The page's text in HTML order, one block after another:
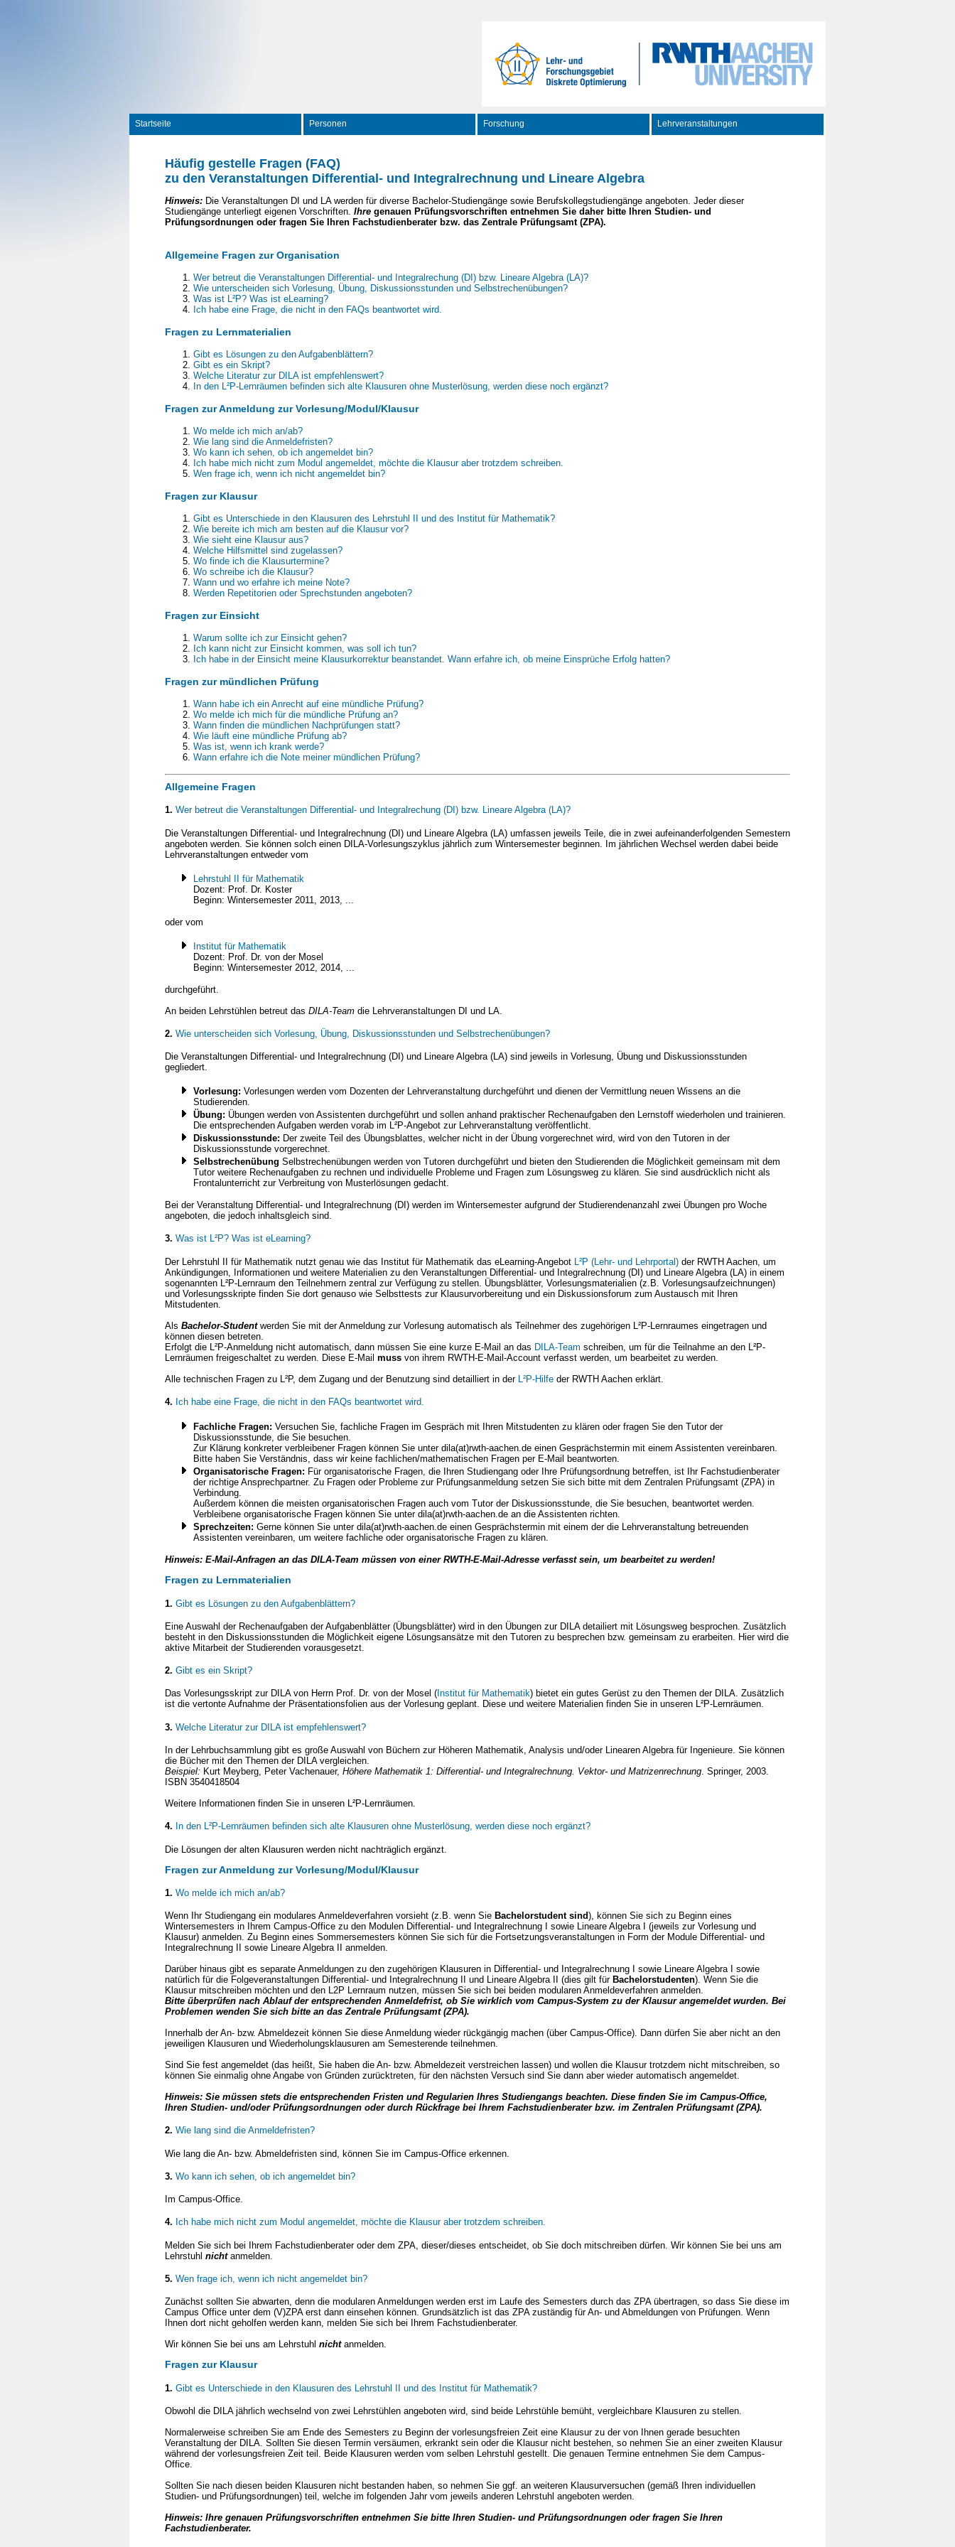
Startseite Personen Forschung Lehrveranstaltungen
Häufig gestelle Fragen (FAQ)
zu den Veranstaltungen Differential- und Integralrechnung und Lineare Algebra
Hinweis: Die Veranstaltungen DI und LA werden für diverse Bachelor-Studiengänge sowie Berufskollegstudiengänge angeboten. Jeder dieser
Studiengänge unterliegt eigenen Vorschriften. Ihre genauen Prüfungsvorschriften entnehmen Sie daher bitte Ihren Studien- und
Prüfungsordnungen oder fragen Sie Ihren Fachstudienberater bzw. das Zentrale Prüfungsamt (ZPA).
Allgemeine Fragen zur Organisation
Wer betreut die Veranstaltungen Differential- und Integralrechung (DI) bzw. Lineare Algebra (LA)?
Wie unterscheiden sich Vorlesung, Übung, Diskussionsstunden und Selbstrechenübungen?
Was ist L²P? Was ist eLearning?
Ich habe eine Frage, die nicht in den FAQs beantwortet wird.
Fragen zu Lernmaterialien
Gibt es Lösungen zu den Aufgabenblättern?
Gibt es ein Skript?
Welche Literatur zur DILA ist empfehlenswert?
In den L²P-Lernräumen befinden sich alte Klausuren ohne Musterlösung, werden diese noch ergänzt?
Fragen zur Anmeldung zur Vorlesung/Modul/Klausur
Wo melde ich mich an/ab?
Wie lang sind die Anmeldefristen?
Wo kann ich sehen, ob ich angemeldet bin?
Ich habe mich nicht zum Modul angemeldet, möchte die Klausur aber trotzdem schreiben.
Wen frage ich, wenn ich nicht angemeldet bin?
Fragen zur Klausur
Gibt es Unterschiede in den Klausuren des Lehrstuhl II und des Institut für Mathematik?
Wie bereite ich mich am besten auf die Klausur vor?
Wie sieht eine Klausur aus?
Welche Hilfsmittel sind zugelassen?
Wo finde ich die Klausurtermine?
Wo schreibe ich die Klausur?
Wann und wo erfahre ich meine Note?
Werden Repetitorien oder Sprechstunden angeboten?
Fragen zur Einsicht
Warum sollte ich zur Einsicht gehen?
Ich kann nicht zur Einsicht kommen, was soll ich tun?
Ich habe in der Einsicht meine Klausurkorrektur beanstandet. Wann erfahre ich, ob meine Einsprüche Erfolg hatten?
Fragen zur mündlichen Prüfung
Wann habe ich ein Anrecht auf eine mündliche Prüfung?
Wo melde ich mich für die mündliche Prüfung an?
Wann finden die mündlichen Nachprüfungen statt?
Wie läuft eine mündliche Prüfung ab?
Was ist, wenn ich krank werde?
Wann erfahre ich die Note meiner mündlichen Prüfung?
Allgemeine Fragen
1. Wer betreut die Veranstaltungen Differential- und Integralrechung (DI) bzw. Lineare Algebra (LA)?
Die Veranstaltungen Differential- und Integralrechnung (DI) und Lineare Algebra (LA) umfassen jeweils Teile, die in zwei aufeinanderfolgenden Semestern
angeboten werden. Sie können solch einen DILA-Vorlesungszyklus jährlich zum Wintersemester beginnen. Im jährlichen Wechsel werden dabei beide
Lehrveranstaltungen entweder vom
Lehrstuhl II für Mathematik
Dozent: Prof. Dr. Koster
Beginn: Wintersemester 2011, 2013, ...
oder vom
Institut für Mathematik
Dozent: Prof. Dr. von der Mosel
Beginn: Wintersemester 2012, 2014, ...
durchgeführt.
An beiden Lehrstühlen betreut das DILA-Team die Lehrveranstaltungen DI und LA.
2. Wie unterscheiden sich Vorlesung, Übung, Diskussionsstunden und Selbstrechenübungen?
Die Veranstaltungen Differential- und Integralrechnung (DI) und Lineare Algebra (LA) sind jeweils in Vorlesung, Übung und Diskussionsstunden
gegliedert.
Vorlesung: Vorlesungen werden vom Dozenten der Lehrveranstaltung durchgeführt und dienen der Vermittlung neuen Wissens an die
Studierenden.
Übung: Übungen werden von Assistenten durchgeführt und sollen anhand praktischer Rechenaufgaben den Lernstoff wiederholen und trainieren.
Die entsprechenden Aufgaben werden vorab im L²P-Angebot zur Lehrveranstaltung veröffentlicht.
Diskussionsstunde: Der zweite Teil des Übungsblattes, welcher nicht in der Übung vorgerechnet wird, wird von den Tutoren in der
Diskussionsstunde vorgerechnet.
Selbstrechenübung Selbstrechenübungen werden von Tutoren durchgeführt und bieten den Studierenden die Möglichkeit gemeinsam mit dem
Tutor weitere Rechenaufgaben zu rechnen und individuelle Probleme und Fragen zum Lösungsweg zu klären. Sie sind ausdrücklich nicht als
Frontalunterricht zur Verbreitung von Musterlösungen gedacht.
Bei der Veranstaltung Differential- und Integralrechnung (DI) werden im Wintersemester aufgrund der Studierendenanzahl zwei Übungen pro Woche
angeboten, die jedoch inhaltsgleich sind.
3. Was ist L²P? Was ist eLearning?
Der Lehrstuhl II für Mathematik nutzt genau wie das Institut für Mathematik das eLearning-Angebot L²P (Lehr- und Lehrportal) der RWTH Aachen, um
Ankündigungen, Informationen und weitere Materialien zu den Veranstaltungen Differential- und Integralrechnung (DI) und Lineare Algebra (LA) in einem
sogenannten L²P-Lernraum den Teilnehmern zentral zur Verfügung zu stellen. Übungsblätter, Vorlesungsmaterialien (z.B. Vorlesungsaufzeichnungen)
und Vorlesungsskripte finden Sie dort genauso wie Selbsttests zur Klausurvorbereitung und ein Diskussionsforum zum Austausch mit Ihren
Mitstudenten.
Als Bachelor-Studentwerden Sie mit der Anmeldung zur Vorlesung automatisch als Teilnehmer des zugehörigen L²P-Lernraumes eingetragen und
können diesen betreten.
Erfolgt die L²P-Anmeldung nicht automatisch, dann müssen Sie eine kurze E-Mail an das DILA-Team schreiben, um für die Teilnahme an den L²P-
Lernräumen freigeschaltet zu werden. Diese E-Mail muss von ihrem RWTH-E-Mail-Account verfasst werden, um bearbeitet zu werden.
Alle technischen Fragen zu L²P, dem Zugang und der Benutzung sind detailliert in der L²P-Hilfe der RWTH Aachen erklärt.
4. Ich habe eine Frage, die nicht in den FAQs beantwortet wird.
Fachliche Fragen: Versuchen Sie, fachliche Fragen im Gespräch mit Ihren Mitstudenten zu klären oder fragen Sie den Tutor der
Diskussionsstunde, die Sie besuchen.
Zur Klärung konkreter verbleibener Fragen können Sie unter dila(at)rwth-aachen.de einen Gesprächstermin mit einem Assistenten vereinbaren.
Bitte haben Sie Verständnis, dass wir keine fachlichen/mathematischen Fragen per E-Mail beantworten.
Organisatorische Fragen: Für organisatorische Fragen, die Ihren Studiengang oder Ihre Prüfungsordnung betreffen, ist Ihr Fachstudienberater
der richtige Ansprechpartner. Zu Fragen oder Probleme zur Prüfungsanmeldung setzen Sie sich bitte mit dem Zentralen Prüfungsamt (ZPA) in
Verbindung.
Außerdem können die meisten organisatorischen Fragen auch vom Tutor der Diskussionsstunde, die Sie besuchen, beantwortet werden.
Verbleibene organisatorische Fragen können Sie unter dila(at)rwth-aachen.de an die Assistenten richten.
Sprechzeiten: Gerne können Sie unter dila(at)rwth-aachen.de einen Gesprächstermin mit einem der die Lehrveranstaltung betreuenden
Assistenten vereinbaren, um weitere fachliche oder organisatorische Fragen zu klären.
Hinweis: E-Mail-Anfragen an das DILA-Team müssen von einer RWTH-E-Mail-Adresse verfasst sein, um bearbeitet zu werden!
Fragen zu Lernmaterialien
1. Gibt es Lösungen zu den Aufgabenblättern?
Eine Auswahl der Rechenaufgaben der Aufgabenblätter (Übungsblätter) wird in den Übungen zur DILA detailiert mit Lösungsweg besprochen. Zusätzlich
besteht in den Diskussionsstunden die Möglichkeit eigene Lösungsansätze mit den Tutoren zu besprechen bzw. gemeinsam zu erarbeiten. Hier wird die
aktive Mitarbeit der Studierenden vorausgesetzt.
2. Gibt es ein Skript?
Das Vorlesungsskript zur DILA von Herrn Prof. Dr. von der Mosel ( Institut für Mathematik) bietet ein gutes Gerüst zu den Themen der DILA. Zusätzlich
ist die vertonte Aufnahme der Präsentationsfolien aus der Vorlesung geplant. Diese und weitere Materialien finden Sie in unseren L²P-Lernräumen.
3. Welche Literatur zur DILA ist empfehlenswert?
In der Lehrbuchsammlung gibt es große Auswahl von Büchern zur Höheren Mathematik, Analysis und/oder Linearen Algebra für Ingenieure. Sie können
die Bücher mit den Themen der DILA vergleichen.
Beispiel: Kurt Meyberg, Peter Vachenauer, Höhere Mathematik 1: Differential- und Integralrechnung. Vektor- und Matrizenrechnung . Springer, 2003.
ISBN 3540418504
Weitere Informationen finden Sie in unseren L²P-Lernräumen.
4. In den L²P-Lernräumen befinden sich alte Klausuren ohne Musterlösung, werden diese noch ergänzt?
Die Lösungen der alten Klausuren werden nicht nachträglich ergänzt.
Fragen zur Anmeldung zur Vorlesung/Modul/Klausur
1. Wo melde ich mich an/ab?
Wenn Ihr Studiengang ein modulares Anmeldeverfahren vorsieht (z.B. wenn Sie Bachelorstudent sind), können Sie sich zu Beginn eines
Wintersemesters in Ihrem Campus-Office zu den Modulen Differential- und Integralrechnung I sowie Lineare Algebra I (jeweils zur Vorlesung und
Klausur) anmelden. Zu Beginn eines Sommersemesters können Sie sich für die Fortsetzungsveranstaltungen in Form der Module Differential- und
Integralrechnung II sowie Lineare Algebra II anmelden.
Darüber hinaus gibt es separate Anmeldungen zu den zugehörigen Klausuren in Differential- und Integralrechnung I sowie Lineare Algebra I sowie
natürlich für die Folgeveranstaltungen Differential- und Integralrechnung II und Lineare Algebra II (dies gilt für Bachelorstudenten). Wenn Sie die
Klausur mitschreiben möchten und den L2P Lernraum nutzen, müssen Sie sich bei beiden modularen Anmeldeverfahren anmelden.
Bitte überprüfen nach Ablauf der entsprechenden Anmeldefrist, ob Sie wirklich vom Campus-System zu der Klausur angemeldet wurden. Bei
Problemen wenden Sie sich bitte an das Zentrale Prüfungsamt (ZPA).
Innerhalb der An- bzw. Abmeldezeit können Sie diese Anmeldung wieder rückgängig machen (über Campus-Office). Dann dürfen Sie aber nicht an den
jeweiligen Klausuren und Wiederholungsklausuren am Semesterende teilnehmen.
Sind Sie fest angemeldet (das heißt, Sie haben die An- bzw. Abmeldezeit verstreichen lassen) und wollen die Klausur trotzdem nicht mitschreiben, so
können Sie einmalig ohne Angabe von Gründen zurücktreten, für den nächsten Versuch sind Sie dann aber wieder automatisch angemeldet.
Hinweis: Sie müssen stets die entsprechenden Fristen und Regularien Ihres Studiengangs beachten. Diese finden Sie im Campus-Office,
Ihren Studien- und/oder Prüfungsordnungen oder durch Rückfrage bei Ihrem Fachstudienberater bzw. im Zentralen Prüfungsamt (ZPA).
2. Wie lang sind die Anmeldefristen?
Wie lang die An- bzw. Abmeldefristen sind, können Sie im Campus-Office erkennen.
3. Wo kann ich sehen, ob ich angemeldet bin?
Im Campus-Office.
4. Ich habe mich nicht zum Modul angemeldet, möchte die Klausur aber trotzdem schreiben.
Melden Sie sich bei Ihrem Fachstudienberater oder dem ZPA, dieser/dieses entscheidet, ob Sie doch mitschreiben dürfen. Wir können Sie bei uns am
Lehrstuhl nichtanmelden.
5. Wen frage ich, wenn ich nicht angemeldet bin?
Zunächst sollten Sie abwarten, denn die modularen Anmeldungen werden erst im Laufe des Semesters durch das ZPA übertragen, so dass Sie diese im
Campus Office unter dem (V)ZPA erst dann einsehen können. Grundsätzlich ist das ZPA zuständig für An- und Abmeldungen von Prüfungen. Wenn
Ihnen dort nicht geholfen werden kann, melden Sie sich bei Ihrem Fachstudienberater.
Wir können Sie bei uns am Lehrstuhl nichtanmelden.
Fragen zur Klausur
1. Gibt es Unterschiede in den Klausuren des Lehrstuhl II und des Institut für Mathematik?
Obwohl die DILA jährlich wechselnd von zwei Lehrstühlen angeboten wird, sind beide Lehrstühle bemüht, vergleichbare Klausuren zu stellen.
Normalerweise schreiben Sie am Ende des Semesters zu Beginn der vorlesungsfreien Zeit eine Klausur zu der von Ihnen gerade besuchten
Veranstaltung der DILA. Sollten Sie diesen Termin versäumen, erkrankt sein oder die Klausur nicht bestehen, so nehmen Sie an einer zweiten Klausur
während der vorlesungsfreien Zeit teil. Beide Klausuren werden vom selben Lehrstuhl gestellt. Die genauen Termine entnehmen Sie dem Campus-
Office.
Sollten Sie nach diesen beiden Klausuren nicht bestanden haben, so nehmen Sie ggf. an weiteren Klausurversuchen (gemäß Ihren individuellen
Studien- und Prüfungsordnungen) teil, welche im folgenden Jahr vom jeweils anderen Lehrstuhl angeboten werden.
Hinweis: Ihre genauen Prüfungsvorschriften entnehmen Sie bitte Ihren Studien- und Prüfungsordnungen oder fragen Sie Ihren
Fachstudienberater.